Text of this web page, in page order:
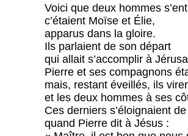
Voici que deux hommes
c’étaient Moïse et Élie,
apparus dans la gloire.
Ils parlaient de son départ
qui allait s’accomplir à
Pierre et ses compagnons
mais, restant éveillés, ils
et les deux hommes à ses
Ces derniers s’éloignaient
quand Pierre dit à Jésus :